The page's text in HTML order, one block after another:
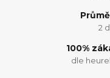
2
100%
dle